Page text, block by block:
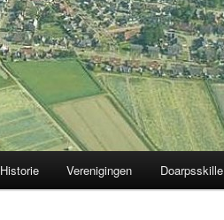
Historie Verenigingen Doarpsskille